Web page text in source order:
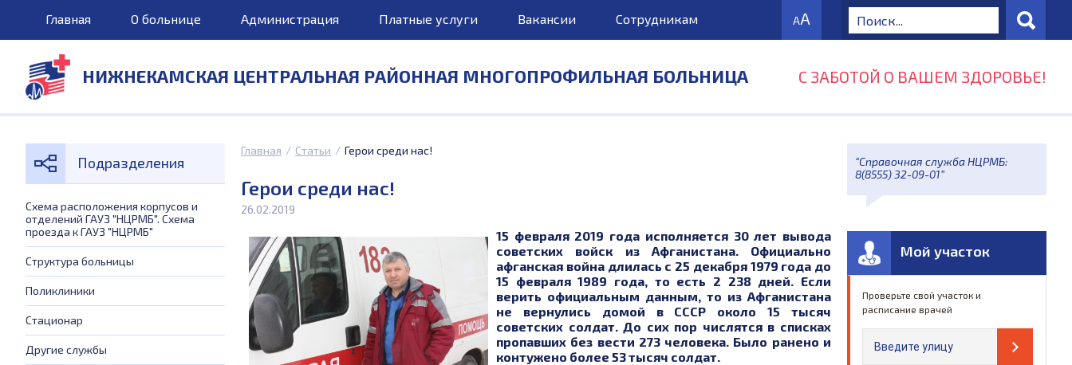
Главная О больнице Администрация Платные услуги Вакансии Сотрудникам АА
НИЖНЕКАМСКАЯ ЦЕНТРАЛЬНАЯ РАЙОННАЯ МНОГОПРОФИЛЬНАЯ БОЛЬНИЦА С ЗАБОТОЙ О ВАШЕМ ЗДОРОВЬЕ!
Главная / Статьи / Герои среди нас!
Герои среди нас!
26.02.2019
15 февраля 2019 года исполняется 30 лет вывода
советских войск из Афганистана. Официально
афганская война длилась с 25 декабря 1979 года до
15 февраля 1989 года, то есть 2 238 дней. Если
верить официальным данным, то из Афганистана
не вернулись домой в СССР около 15 тысяч
советских солдат. До сих пор числятся в списках
пропавших без вести 273 человека. Было ранено и
контужено более 53 тысяч солдат.
Подразделения
Схема расположения корпусов и
отделений ГАУЗ "НЦРМБ". Схема
проезда к ГАУЗ "НЦРМБ"
Структура больницы
Поликлиники
Стационар
Другие службы
“Справочная служба НЦРМБ:
8(8555) 32-09-01”
Мой участок
Проверьте свой участок и
расписание врачей